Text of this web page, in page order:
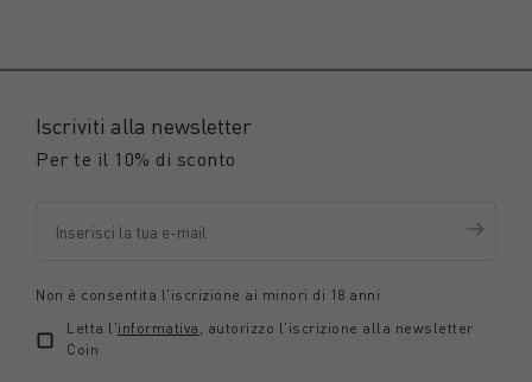
Iscriviti alla newsletter
Per te il 10% di sconto
Non è consentita l'iscrizione ai minori di 18 anni
Letta l'informativa , autorizzo l'iscrizione alla newsletter
Coin